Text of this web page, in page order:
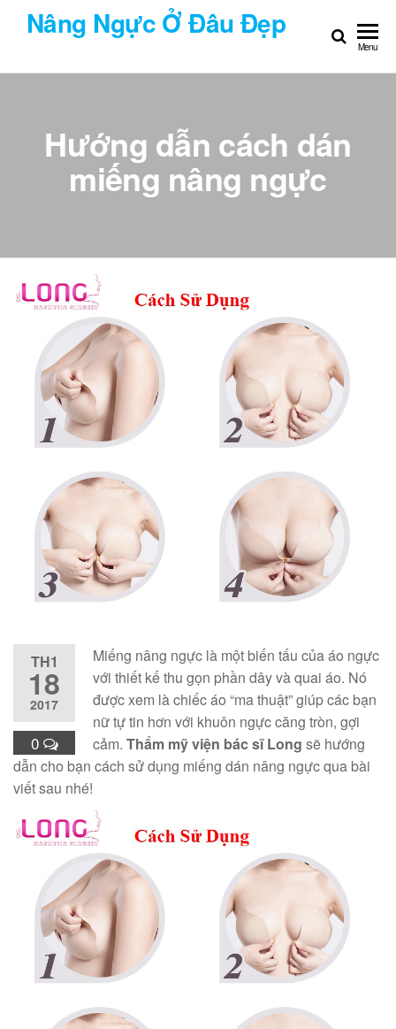
Chuyển
dung
Nâng Ngực Ở Đâu Đẹp
Menu
Hướng dẫn cách dán
miếng nâng ngực
TH1
18
2017
0
Miếng nâng ngực là một biến tấu của áo ngực
với thiết kế thu gọn phần dây và quai áo. Nó
được xem là chiếc áo “ma thuật” giúp các bạn
nữ tự tin hơn với khuôn ngực căng tròn, gợi
cảm. Thẩm mỹ viện bác sĩ Long sẽ hướng
dẫn cho bạn cách sử dụng miếng dán nâng ngực qua bài
viết sau nhé!